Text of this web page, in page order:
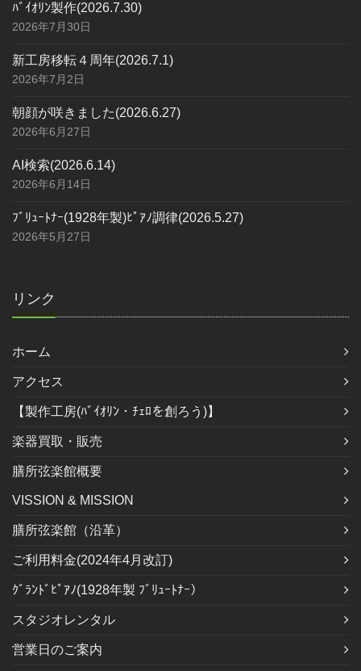
ﾊﾞｲｵﾘﾝ製作(2026.7.30)
2026年7月30日
新工房移転４周年(2026.7.1)
2026年7月2日
朝顔が咲きました(2026.6.27)
2026年6月27日
AI検索(2026.6.14)
2026年6月14日
ﾌﾞﾘｭｰﾄﾅｰ(1928年製)ﾋﾟｱﾉ調律(2026.5.27)
2026年5月27日
リンク
ホーム
アクセス
【製作工房(ﾊﾞｲｵﾘﾝ・ﾁｪﾛを創ろう)】
楽器買取・販売
膳所弦楽館概要
VISSION & MISSION
膳所弦楽館（沿革）
ご利用料金(2024年4月改訂)
ｸﾞﾗﾝﾄﾞﾋﾟｱﾉ(1928年製 ﾌﾞﾘｭｰﾄﾅｰ）
スタジオレンタル
営業日のご案内